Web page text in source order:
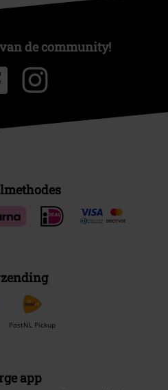
de community!
PostNL Pickup
app